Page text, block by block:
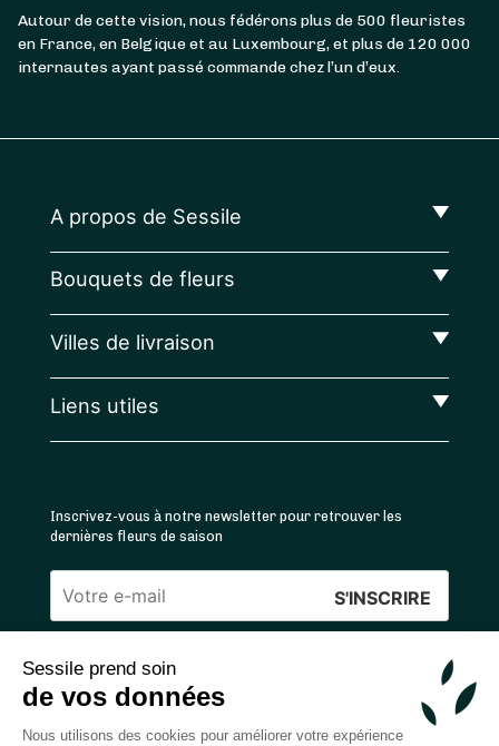
Sessile prend soin
de vos données
Nous utilisons des cookies pour améliorer votre expérience
Autour de cette vision, nous fédérons plus de 500 fleuristes
en France, en Belgique et au Luxembourg, et plus de 120 000
internautes ayant passé commande chez l’un d’eux.
A propos de Sessile
Bouquets de fleurs
Villes de livraison
Liens utiles
Inscrivez-vous à notre newsletter pour retrouver les
dernières fleurs de saison
Veuillez
ce
champ
4.4 /5 ⭐ | 120 000+ bouquets livrés |
Achats 100% sécurisés